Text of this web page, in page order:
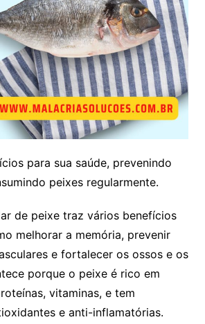
para sua saúde, prevenindo
peixes regularmente.
de peixe traz vários benefícios
melhorar a memória, prevenir
e fortalecer os ossos e os
porque o peixe é rico em
vitaminas, e tem
e anti-inflamatórias.